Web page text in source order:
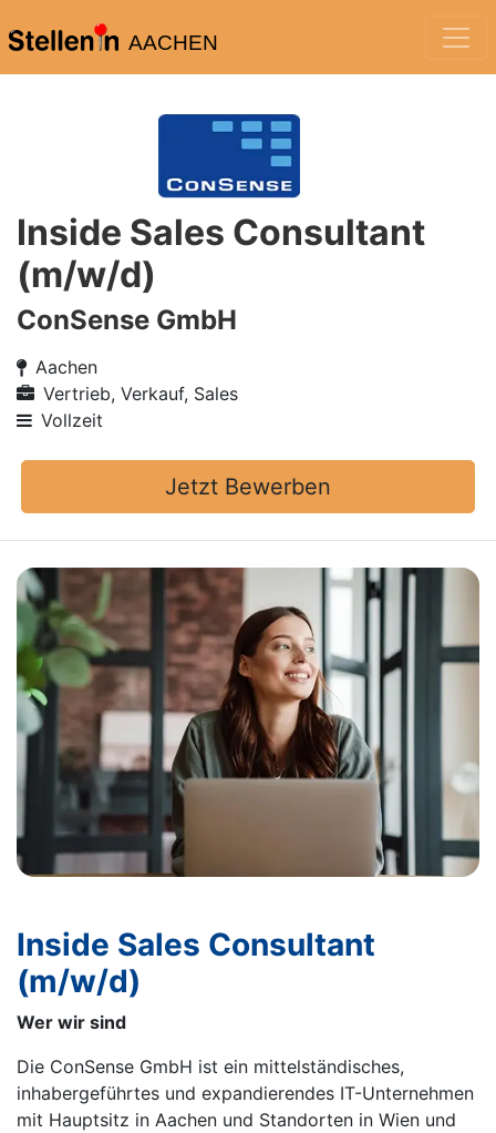
AACHEN
Inside Sales Consultant
(m/w/d)
ConSense GmbH
Aachen
Vertrieb, Verkauf, Sales
Vollzeit
Jetzt Bewerben
Inside Sales Consultant
(m/w/d)
Wer wir sind
Die ConSense GmbH ist ein mittelständisches,
inhabergeführtes und expandierendes IT-Unternehmen
mit Hauptsitz in Aachen und Standorten in Wien und